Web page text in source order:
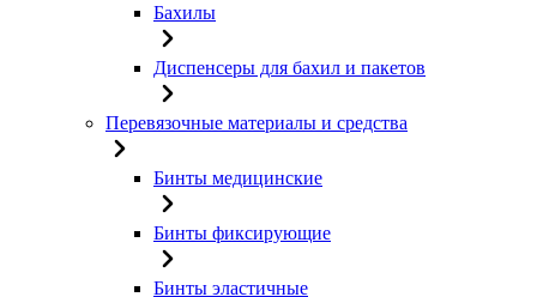
Бахилы
Диспенсеры для бахил и пакетов
Перевязочные материалы и средства
Бинты медицинские
Бинты фиксирующие
Бинты эластичные